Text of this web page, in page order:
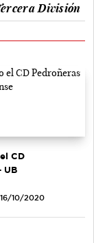
División
CD
UB
16/10/2020